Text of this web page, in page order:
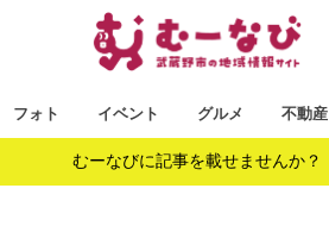
フォト イベント グルメ 不動産
むーなびに記事を載せませんか？